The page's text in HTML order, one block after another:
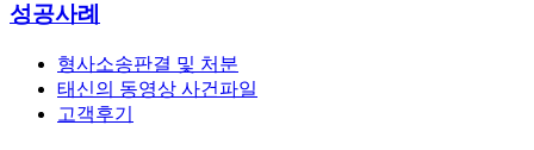
성공사례
형사소송판결 및 처분
태신의 동영상 사건파일
고객후기